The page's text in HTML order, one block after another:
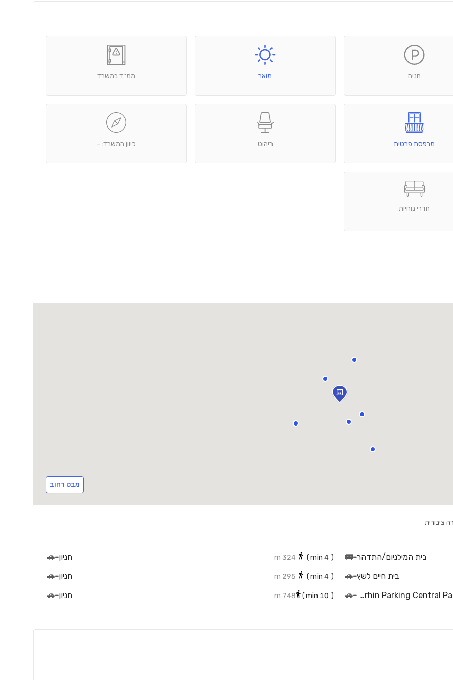
חניה מואר ממ׳׳ד במשרד
מרפסת פרטית ריהוט כיוון המשרד: -
חדרי נוחיות
מבט רחוב
ציבורית
בית המילניום/התדהר-
🚌
(
4
324 m חניון-
🚗
בית חיים לשץ-
🚗
(
4
295 m חניון-
🚗
חניון זרחין סנטרל פארק - Zarhin Parking Central Park -
🚗
(
10
748 m חניון-
🚗